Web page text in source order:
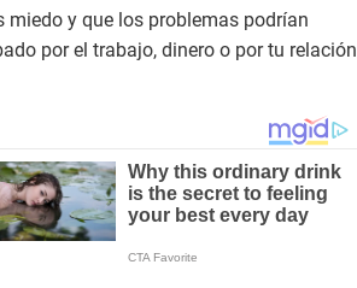
miedo y que los problemas podrían
por el trabajo, dinero o por tu relación